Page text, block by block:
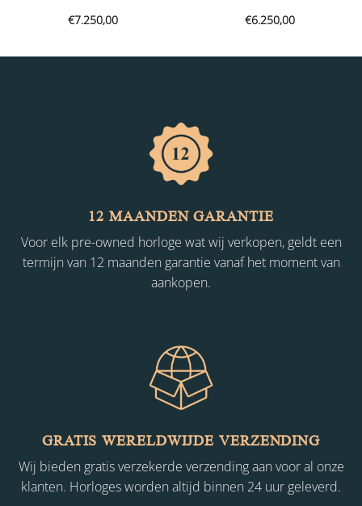
€7.250,00
€6.250,00
12 MAANDEN GARANTIE
Voor elk pre-owned horloge wat wij verkopen, geldt een
termijn van 12 maanden garantie vanaf het moment van
aankopen.
GRATIS WERELDWIJDE VERZENDING
Wij bieden gratis verzekerde verzending aan voor al onze
klanten. Horloges worden altijd binnen 24 uur geleverd.